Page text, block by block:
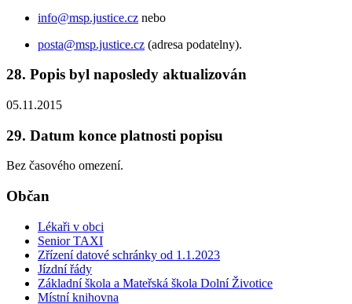
info@msp.justice.cz nebo
posta@msp.justice.cz (adresa podatelny).
28. Popis byl naposledy aktualizován
05.11.2015
29. Datum konce platnosti popisu
Bez časového omezení.
Občan
Lékaři v obci
Senior TAXI
Zřízení datové schránky od 1.1.2023
Jízdní řády
Základní škola a Mateřská škola Dolní Životice
Místní knihovna